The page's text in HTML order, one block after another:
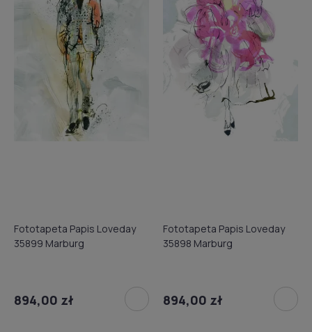
Fototapeta Papis Loveday
35899 Marburg
894,00 zł
Fototapeta Papis Loveday
35898 Marburg
894,00 zł